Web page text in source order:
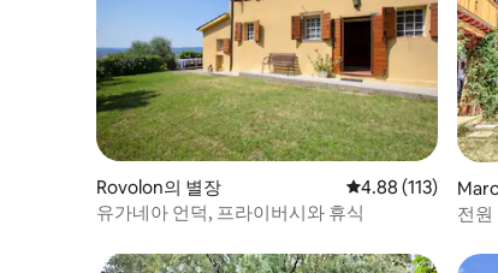
Rovolon의 별장 평점 4.88점(5점
4.88 (113)
유가네아 언덕, 프라이버시와 휴식
전원